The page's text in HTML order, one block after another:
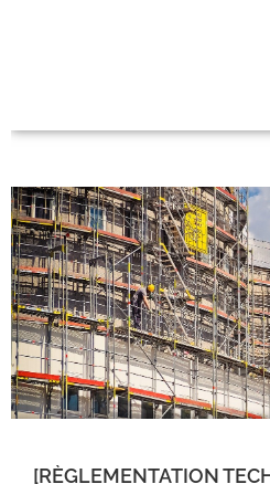
[RÈGLEMENTATION